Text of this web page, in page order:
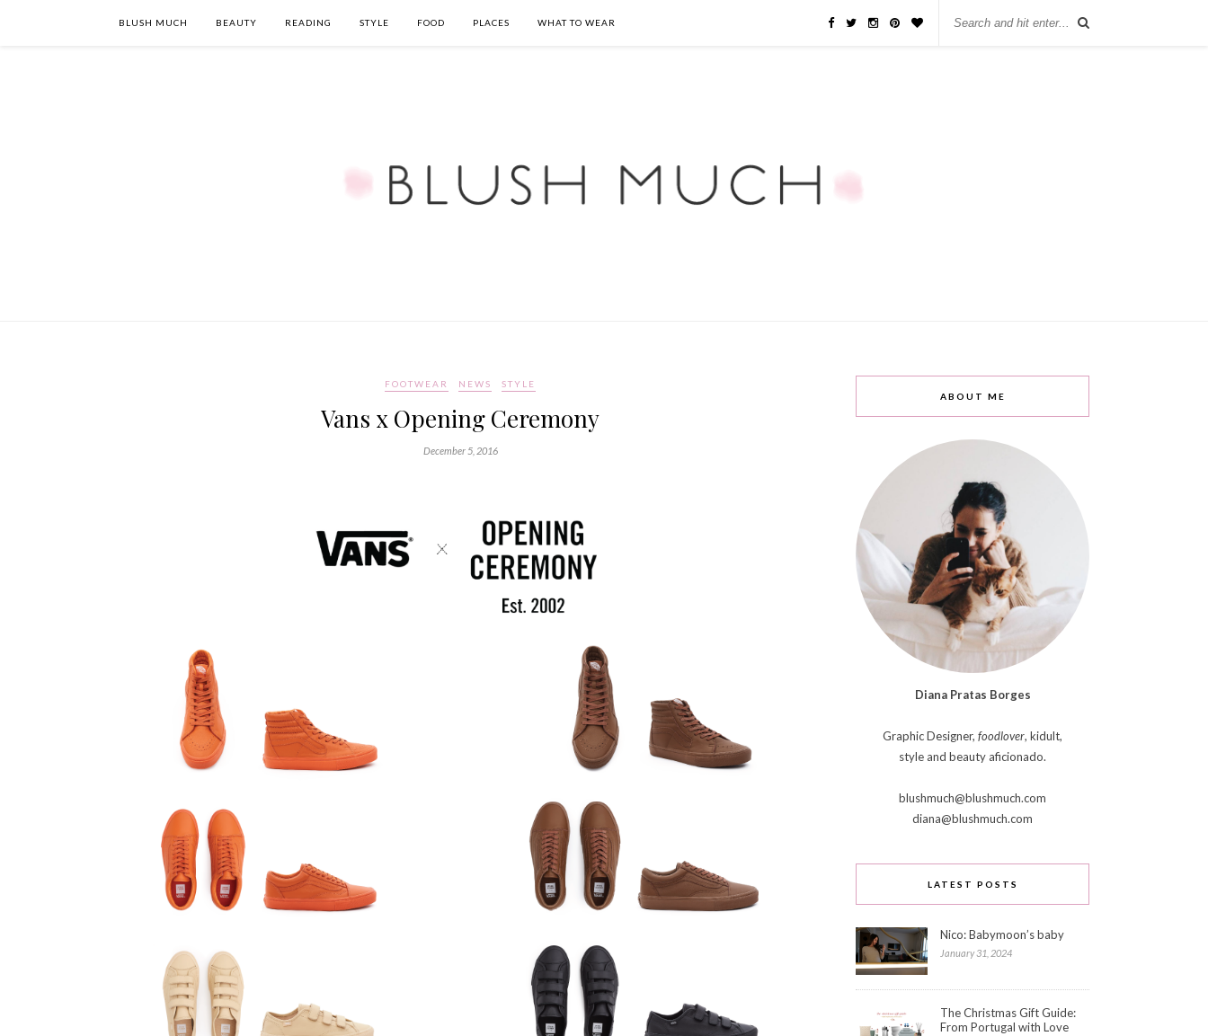
BLUSH MUCH BEAUTY READING STYLE FOOD PLACES WHAT TO WEAR
FOOTWEAR NEWS STYLE
Vans x Opening Ceremony
December 5, 2016
ABOUT ME
Diana Pratas Borges
Graphic Designer, foodlover, kidult,
style and beauty aficionado.
blushmuch@blushmuch.com
diana@blushmuch.com
LATEST POSTS
Nico: Babymoon’s baby
January 31, 2024
The Christmas Gift Guide:
From Portugal with Love